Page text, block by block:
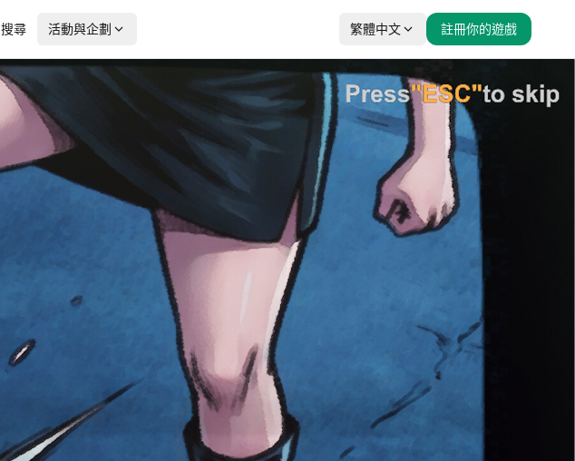
搜尋 活動與企劃 繁體中文 註冊你的遊戲
後更新：2026-01-10 相似遊戲
守夜人：長夜
尋找天堂 數碼天堂 梅斯勒的騎士